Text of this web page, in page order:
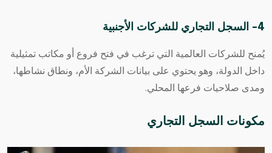
4- السجل التجاري للشركات الأجنبية
يُمنح للشركات العالمية التي ترغب في فتح فروع أو مكاتب تمثيلية
داخل الدولة، وهو يحتوي على بيانات الشركة الأم، ونطاق نشاطها،
ومدى صلاحيات فرعها المحلي.
مكونات السجل التجاري